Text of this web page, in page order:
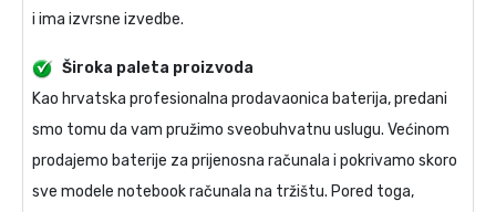
i ima izvrsne izvedbe.
Široka paleta proizvoda
Kao hrvatska profesionalna prodavaonica baterija, predani
smo tomu da vam pružimo sveobuhvatnu uslugu. Većinom
prodajemo baterije za prijenosna računala i pokrivamo skoro
sve modele notebook računala na tržištu. Pored toga,